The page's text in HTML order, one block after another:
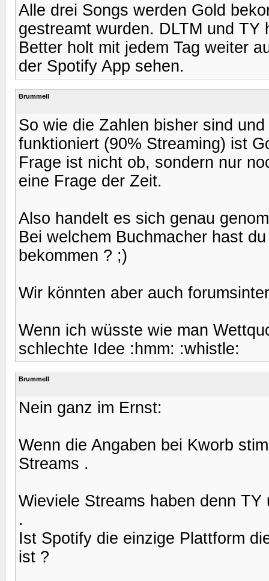
Alle drei Songs werden Gold
gestreamt wurden. DLTM und TY
Better holt mit jedem Tag weiter
der Spotify App sehen.
Brummell
So wie die Zahlen bisher sind
funktioniert (90% Streaming) ist
Frage ist nicht ob, sondern nur
eine Frage der Zeit.
Also handelt es sich genau
Bei welchem Buchmacher hast
bekommen ? ;)
Wir könnten aber auch
Wenn ich wüsste wie man
schlechte Idee :hmm: :whistle:
Brummell
Nein ganz im Ernst:
Wenn die Angaben bei Kworb
Streams .
Wieviele Streams haben denn
.
Ist Spotify die einzige Plattform
ist ?